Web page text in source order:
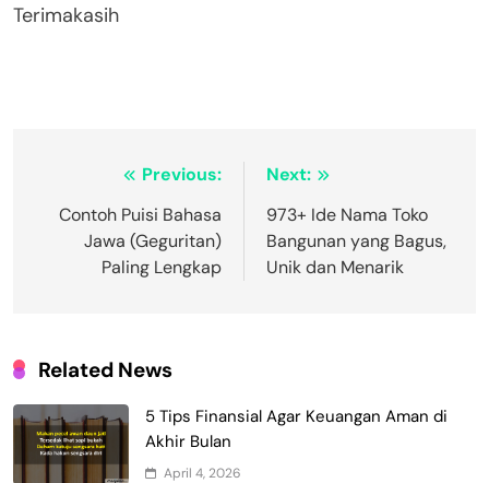
Terimakasih
Navigasi
pos
Previous:
Contoh Puisi Bahasa
Jawa (Geguritan)
Paling Lengkap
Next:
973+ Ide Nama Toko
Bangunan yang Bagus,
Unik dan Menarik
Related News
5 Tips Finansial Agar Keuangan Aman di
Akhir Bulan
April 4, 2026